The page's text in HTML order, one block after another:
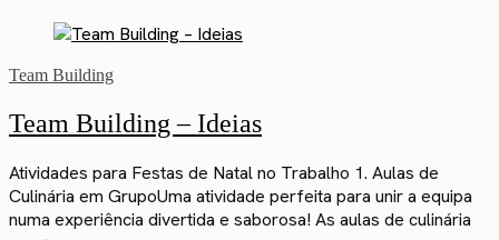
Team Building
Team Building – Ideias
Atividades para Festas de Natal no Trabalho 1. Aulas de
Culinária em GrupoUma atividade perfeita para unir a equipa
numa experiência divertida e saborosa! As aulas de culinária